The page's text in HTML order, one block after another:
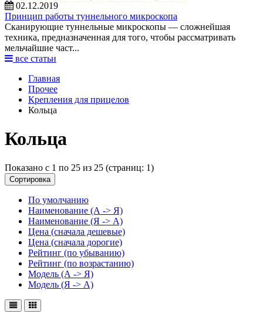
02.12.2019
Принцип работы туннельного микроскопа
Сканирующие туннельные микроскопы — сложнейшая
техника, предназначенная для того, чтобы рассматривать
мельчайшие част...
все статьи
Главная
Прочее
Крепления для прицелов
Кольца
Кольца
Показано с 1 по 25 из 25 (страниц: 1)
Сортировка
По умолчанию
Наименование (А -> Я)
Наименование (Я -> А)
Цена (сначала дешевые)
Цена (сначала дорогие)
Рейтинг (по убыванию)
Рейтинг (по возрастанию)
Модель (А -> Я)
Модель (Я -> А)